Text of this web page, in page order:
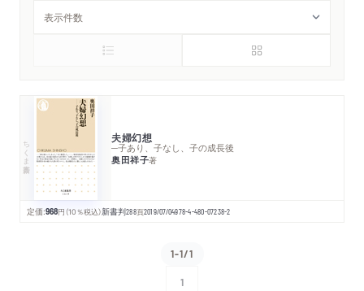
ちくま新書 夫婦幻想
─子あり、子なし、子の成長後
奥田祥子著
定価:968円 （10％税込）新書判288頁2019/07/04978-4-480-07238-2
1-1/1
1